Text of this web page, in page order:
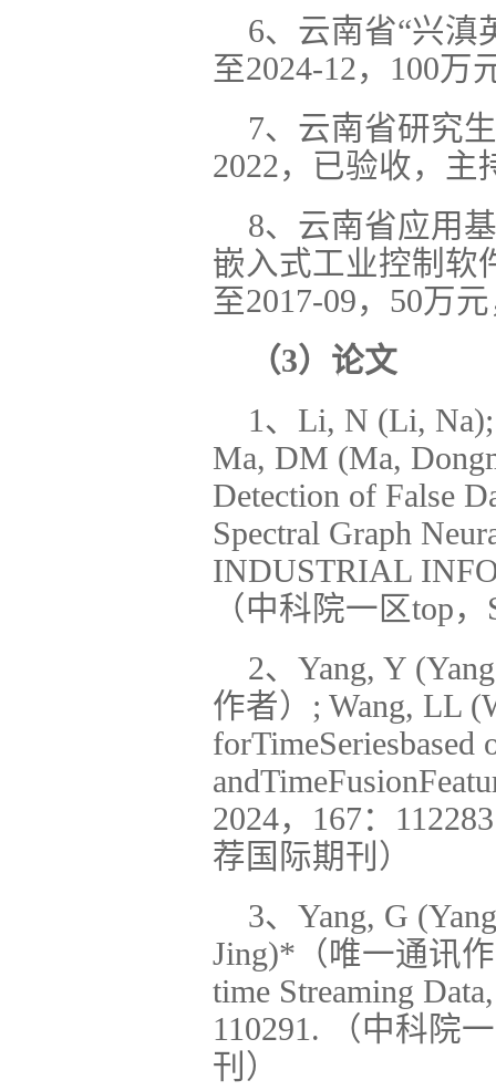
6、云南省“兴滇
至2024-12，100万
7、云南省研究
2022，已验收，主
8、云南省应用
嵌入式工业控制软
至2017-09，50万
（3）论文
1、Li, N (Li, Na);
Ma, DM (Ma,
Detection of False
Spectral Graph
INDUSTRIAL
（中科院一区top
2、Yang, Y
作者）; Wang, LL
forTimeSeriesbased
2024，167：
荐国际期刊）
3、Yang, G
Jing)*（唯一通讯作
time Streaming
110291. （中科院
刊）